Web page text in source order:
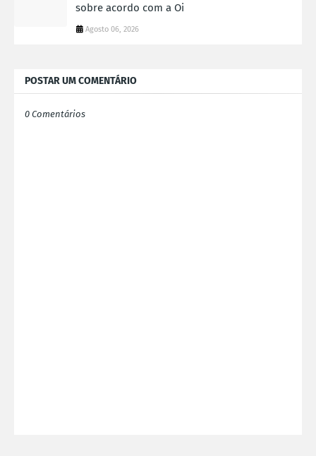
sobre acordo com a Oi
Agosto 06, 2026
POSTAR UM COMENTÁRIO
0 Comentários